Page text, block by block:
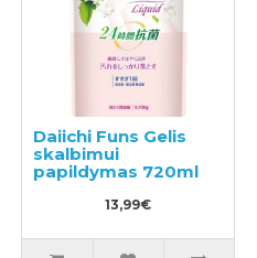
Daiichi Funs Gelis
skalbimui
papildymas 720ml
13,99€